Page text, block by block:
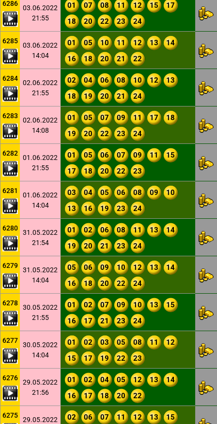
6286
03.06.2022
21:55
01 07 08 11 12 15
17
18
20 22 23 24
6285
03.06.2022
14:04
01 05 10 11 12 13
14
16
18 20 21 22
6284
02.06.2022
21:55
02 04 06 08 10 12
13
18
19 20 21 24
6283
02.06.2022
14:08
01 05 07 09 11 17
18
19
20 22 23 24
6282
01.06.2022
21:55
01 05 06 07 09 11
15
17
18 20 22 23
6281
01.06.2022
14:04
03 04 05 06 08 09
10
13
16 19 23 24
6280
31.05.2022
21:54
01 02 06 08 11 13
14
19
20 21 23 24
6279
31.05.2022
14:04
05 06 09 10 12 13
14
16
18 20 22 24
6278
30.05.2022
21:55
01 02 07 09 10 13
15
16
17 21 23 24
6277
30.05.2022
14:04
01 02 03 05 08 11
12
15
17 19 22 23
6276
29.05.2022
21:56
01 02 04 05 12 13
14
16
17 18 20 22
6275
29.05.2022
02 06 07 11 12 13
15